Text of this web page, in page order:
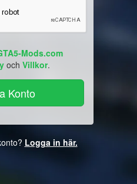
Mods.com
och Villkor.
Logga in här.